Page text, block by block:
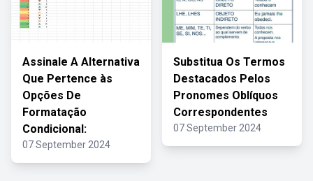
Assinale A Alternativa
Que Pertence às
Opções De
Formatação
Condicional:
07 September 2024
Substitua Os Termos
Destacados Pelos
Pronomes Oblíquos
Correspondentes
07 September 2024